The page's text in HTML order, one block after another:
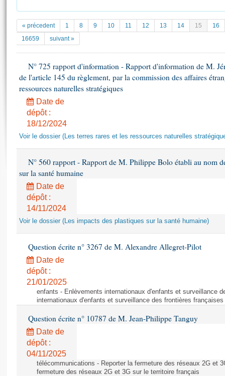
Documents parlementaires
Projets de loi
Propositions de loi
Amendements
Textes adoptés
Rapports d'information
Baromètre de l’application des lois
Dossiers législatifs
Budget et sécurité sociale
Questions écrites et orales
Comptes rendus des débats
Documents de référence
( Constitution | Règlement de l'Assemblée ... )
Histoire
Anciennes législatures
Liens vers les sites publics
La Bibliothèque
Les archives
Contacts et plan d'accès
Photos libres de droit
« précedent 1 8 9 10 11 12 13 14 15
16
16659
suivant »
N° 725 rapport d'information - Rapport d'information de M.
de l'article 145 du règlement, par la commission des affaires
ressources naturelles stratégiques
Date de
dépôt :
18/12/2024
Voir le dossier (Les terres rares et les ressources naturelles
N° 560 rapport - Rapport de M. Philippe Bolo établi au nom
sur la santé humaine
Date de
dépôt :
14/11/2024
Voir le dossier (Les impacts des plastiques sur la santé humaine)
Question écrite n° 3267 de M. Alexandre Allegret-Pilot
Date de
dépôt :
21/01/2025
enfants - Enlèvements internationaux d'enfants et surveillance
internationaux d'enfants et surveillance des frontières françaises
Question écrite n° 10787 de M. Jean-Philippe Tanguy
Date de
dépôt :
04/11/2025
télécommunications - Reporter la fermeture des réseaux 2G et
fermeture des réseaux 2G et 3G sur le territoire français